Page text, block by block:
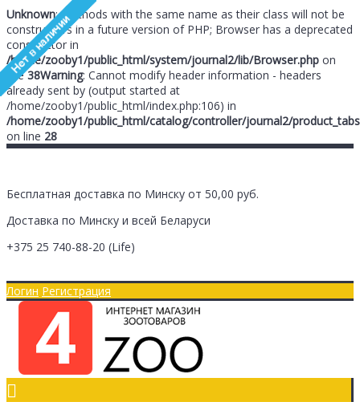
Unknown: Methods with the same name as their class will not be
constructors in a future version of PHP; Browser has a deprecated
constructor in
/home/zooby1/public_html/system/journal2/lib/Browser.php on
line38Warning: Cannot modify header information - headers
already sent by (output started at
/home/zooby1/public_html/index.php:106) in
/home/zooby1/public_html/catalog/controller/journal2/
on line 28
Бесплатная доставка по Минску от 50,00 руб.
Доставка по Минску и всей Беларуси
+375 25 740-88-20 (Life)
Логин Регистрация